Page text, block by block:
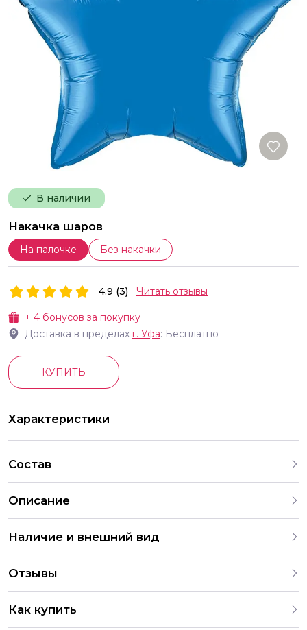
В наличии
Накачка шаров
На палочке Без накачки
+ 4 бонусов за покупку
Доставка в пределах г. Уфа: Бесплатно
4.9 (3) Читать отзывы
КУПИТЬ
Характеристики
Состав
Описание
Наличие и внешний вид
индивидуальных предпочтений и тематики праздника. На
нашем сайте представлены различные варианты
оформления и комбинаций. В случае отсутствия
определенных шаров, мы предложим аналогичные по
Отзывы
4.9 286 Оценок
Как купить